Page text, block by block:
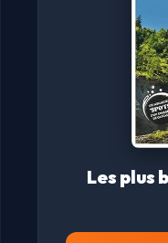
Les plus